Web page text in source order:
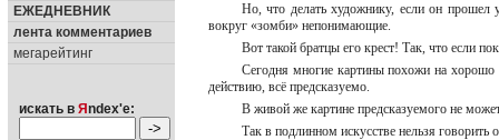
ЕЖЕДНЕВНИК
лента комментариев
мегарейтинг
искать в Я ndex'е:
Но, что делать художнику, если он прошел
вокруг «зомби» непонимающие.
Вот такой братцы его крест! Так, что если
Сегодня многие картины похожи на
действию, всё предсказуемо.
В живой же картине предсказуемого не
Так в подлинном искусстве нельзя